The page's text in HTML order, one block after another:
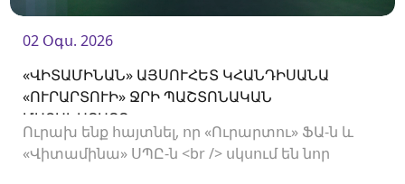
02 Օգս. 2026
«ՎԻՏԱՄԻՆԱՆ» ԱՅՍՈՒՀԵՏ ԿՀԱՆԴԻՍԱՆԱ
«ՈՒՐԱՐՏՈՒԻ» ՋՐԻ ՊԱՇՏՈՆԱԿԱՆ
ՄԱՏԱԿԱՐԱՐԸ
Ուրախ ենք հայտնել, որ «Ուրարտու» ՖԱ-ն և
«Վիտամինա» ՍՊԸ-ն <br /> սկսում են նոր